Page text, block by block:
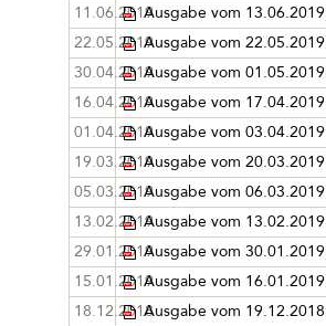
11.06.2019Ausgabe vom 13.06.2019
22.05.2019Ausgabe vom 22.05.2019
30.04.2019Ausgabe vom 01.05.2019
16.04.2019Ausgabe vom 17.04.2019
01.04.2019Ausgabe vom 03.04.2019
19.03.2019Ausgabe vom 20.03.2019
05.03.2019Ausgabe vom 06.03.2019
13.02.2019Ausgabe vom 13.02.2019
29.01.2019Ausgabe vom 30.01.2019
15.01.2019Ausgabe vom 16.01.2019
18.12.2018Ausgabe vom 19.12.2018